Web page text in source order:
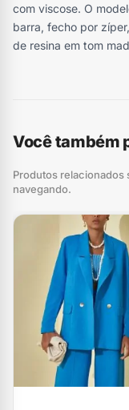
com viscose. O
barra, fecho por
de resina em tom
Você também
Produtos relacionados
navegando.